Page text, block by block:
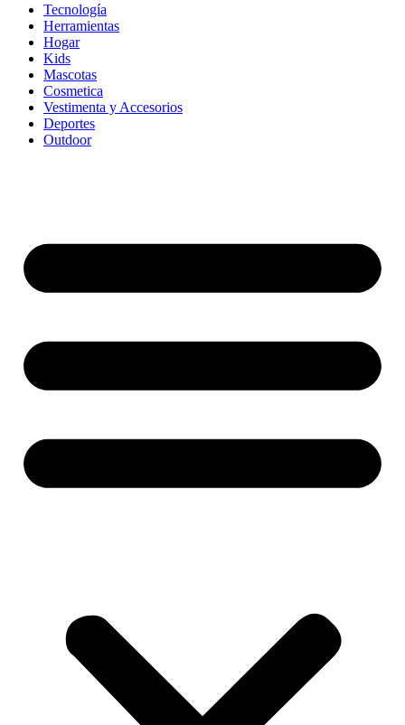
Tecnología
Herramientas
Hogar
Kids
Mascotas
Cosmetica
Vestimenta y Accesorios
Deportes
Outdoor